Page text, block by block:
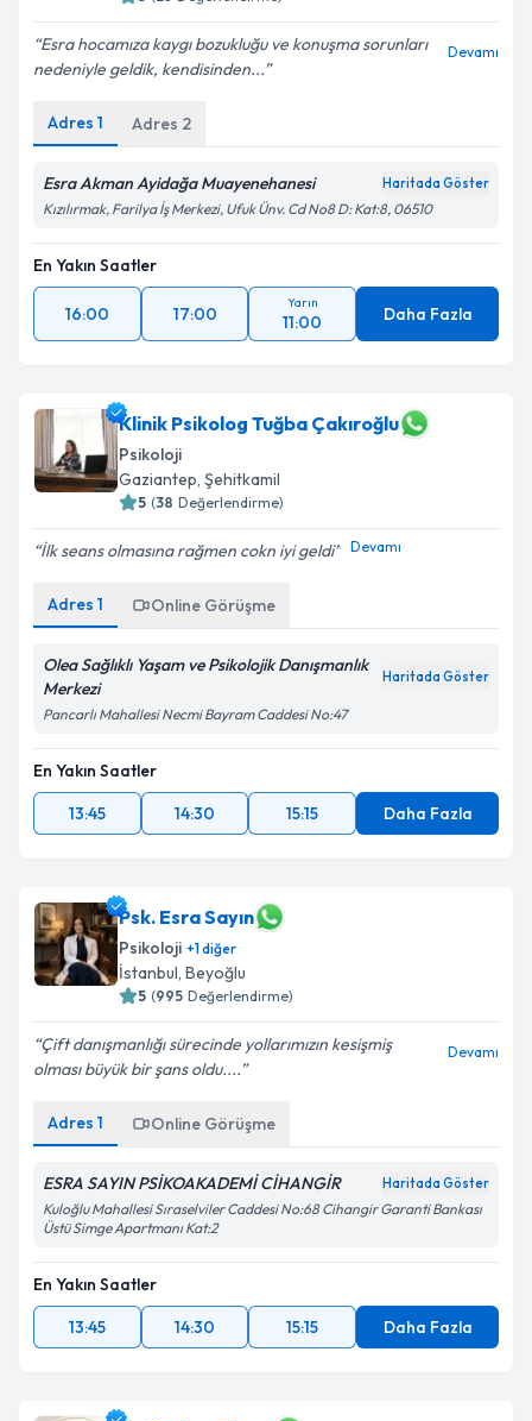
Esra hocamıza kaygı bozukluğu ve konuşma sorunları
nedeniyle geldik, kendisinden...
Devamı
Adres 1 Adres 2
Esra Akman Ayidağa Muayenehanesi Haritada Göster
Kızılırmak, Farilya İş Merkezi, Ufuk Ünv. Cd No8 D: Kat:8, 06510
En Yakın Saatler
16:00 17:00
Yarın
11:00 Daha Fazla
Klinik Psikolog Tuğba Çakıroğlu
Psikoloji
Gaziantep, Şehitkamil
5 (38 Değerlendirme)
İlk seans olmasına rağmen cokn iyi geldi Devamı
Adres 1 Online Görüşme
Olea Sağlıklı Yaşam ve Psikolojik Danışmanlık
Merkezi
Haritada Göster
Pancarlı Mahallesi Necmi Bayram Caddesi No:47
En Yakın Saatler
13:45
14:30 15:15 Daha Fazla
Psk. Esra Sayın
Psikoloji +1diğer
İstanbul, Beyoğlu
5 (995 Değerlendirme)
Çift danışmanlığı sürecinde yollarımızın kesişmiş
olması büyük bir şans oldu....
Devamı
Adres 1 Online Görüşme
ESRA SAYIN PSİKOAKADEMİ CİHANGİR Haritada Göster
Kuloğlu Mahallesi Sıraselviler Caddesi No:68 Cihangir Garanti Bankası
Üstü Simge Apartmanı Kat:2
En Yakın Saatler
13:45
14:30 15:15 Daha Fazla